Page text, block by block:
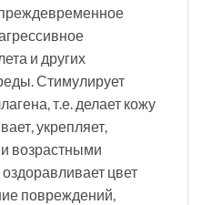
и других
Стимулирует
т.е. делает кожу
укрепляет,
возрастными
цвет
повреждений,